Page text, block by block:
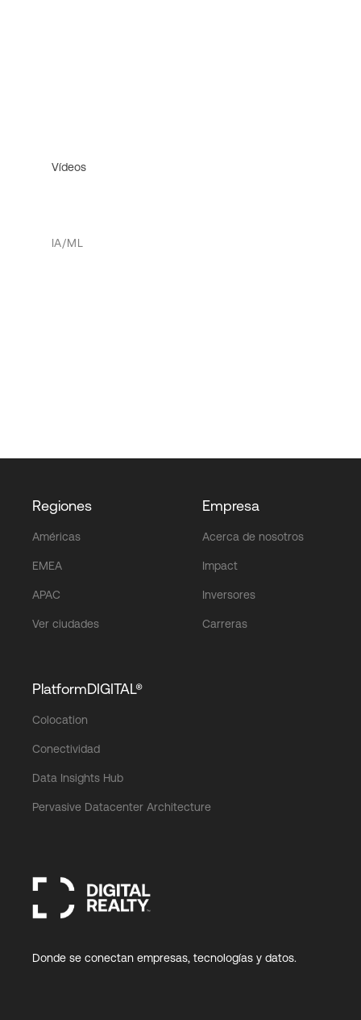
Vídeos
IA/ML
Regiones
Américas
EMEA
APAC
Ver ciudades
Empresa
Acerca de nosotros
Impact
Inversores
Carreras
PlatformDIGITAL®
Colocation
Conectividad
Data Insights Hub
Pervasive Datacenter Architecture
Donde se conectan empresas, tecnologías y datos.